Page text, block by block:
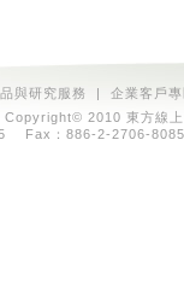
與研究服務 | 企業客戶
Copyright© 2010 東方線
Fax：886-2-2706-